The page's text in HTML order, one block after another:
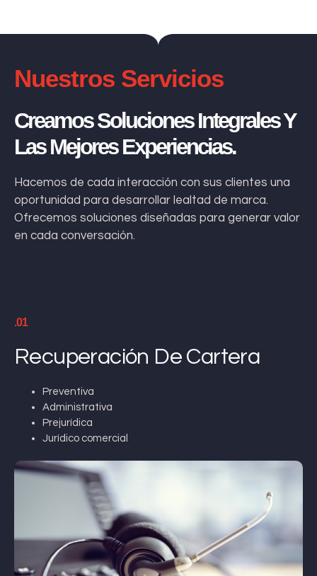
Nuestros Servicios
Creamos Soluciones Integrales Y
Las Mejores Experiencias.
Hacemos de cada interacción con sus clientes una
oportunidad para desarrollar lealtad de marca.
Ofrecemos soluciones diseñadas para generar valor
en cada conversación.
.01
Recuperación De Cartera
Preventiva
Administrativa
Prejurídica
Jurídico comercial